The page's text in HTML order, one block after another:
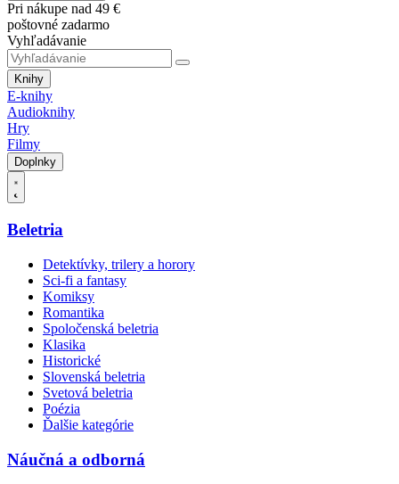
Pri nákupe nad 49 €
poštovné zadarmo
Vyhľadávanie
Knihy
E-knihy
Audioknihy
Hry
Filmy
Doplnky
Beletria
Detektívky, trilery a horory
Sci-fi a fantasy
Komiksy
Romantika
Spoločenská beletria
Klasika
Historické
Slovenská beletria
Svetová beletria
Poézia
Ďalšie kategórie
Náučná a odborná